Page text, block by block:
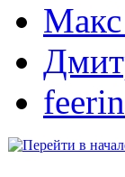
feerin